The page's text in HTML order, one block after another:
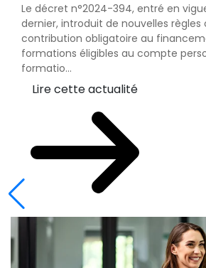
Le décret n°2024-394, entré en
dernier, introduit de nouvelles
contribution obligatoire au
formations éligibles au compte
formatio...
Lire cette actualité